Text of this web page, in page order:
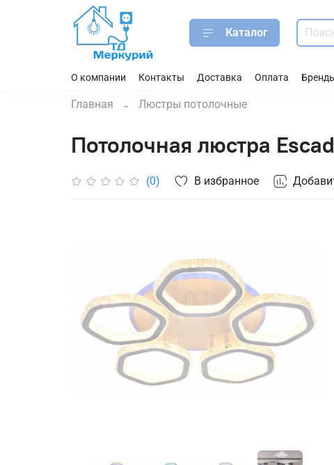
Каталог
О компании Контакты Доставка Оплата
Главная Люстры потолочные
Потолочная люстра
(0) В избранное